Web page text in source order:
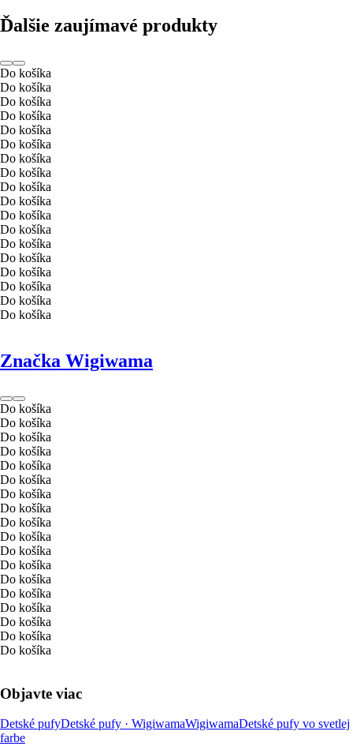
Ďalšie zaujímavé produkty
Do košíka
Do košíka
Do košíka
Do košíka
Do košíka
Do košíka
Do košíka
Do košíka
Do košíka
Do košíka
Do košíka
Do košíka
Do košíka
Do košíka
Do košíka
Do košíka
Do košíka
Do košíka
Značka Wigiwama
Do košíka
Do košíka
Do košíka
Do košíka
Do košíka
Do košíka
Do košíka
Do košíka
Do košíka
Do košíka
Do košíka
Do košíka
Do košíka
Do košíka
Do košíka
Do košíka
Do košíka
Do košíka
Objavte viac
Detské pufyDetské pufy · WigiwamaWigiwamaDetské pufy vo svetlej
farbe